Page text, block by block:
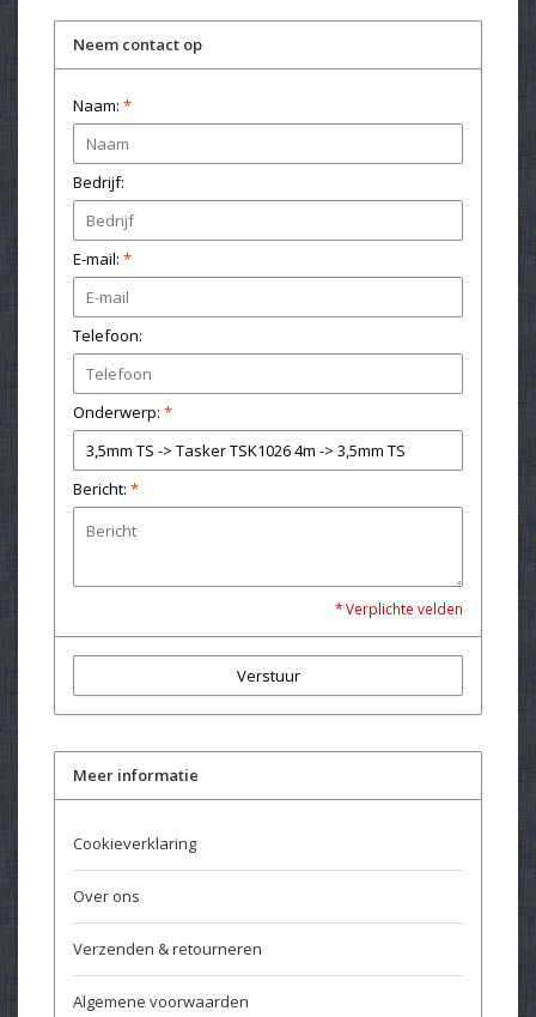
Neem contact op
Naam: *
Bedrijf:
E-mail: *
Telefoon:
Onderwerp: *
Bericht: *
* Verplichte velden
Verstuur
Meer informatie
Cookieverklaring
Over ons
Verzenden & retourneren
Algemene voorwaarden